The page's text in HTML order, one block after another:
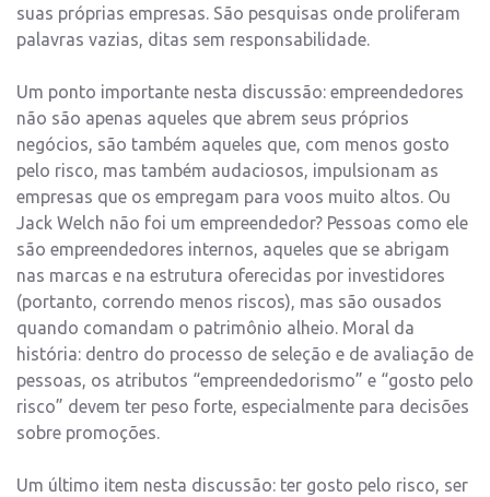
suas próprias empresas. São pesquisas onde proliferam
palavras vazias, ditas sem responsabilidade.
Um ponto importante nesta discussão: empreendedores
não são apenas aqueles que abrem seus próprios
negócios, são também aqueles que, com menos gosto
pelo risco, mas também audaciosos, impulsionam as
empresas que os empregam para voos muito altos. Ou
Jack Welch não foi um empreendedor? Pessoas como ele
são empreendedores internos, aqueles que se abrigam
nas marcas e na estrutura oferecidas por investidores
(portanto, correndo menos riscos), mas são ousados
quando comandam o patrimônio alheio. Moral da
história: dentro do processo de seleção e de avaliação de
pessoas, os atributos “empreendedorismo” e “gosto pelo
risco” devem ter peso forte, especialmente para decisões
sobre promoções.
Um último item nesta discussão: ter gosto pelo risco, ser